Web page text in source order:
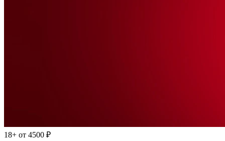
18+ от 4500 ₽